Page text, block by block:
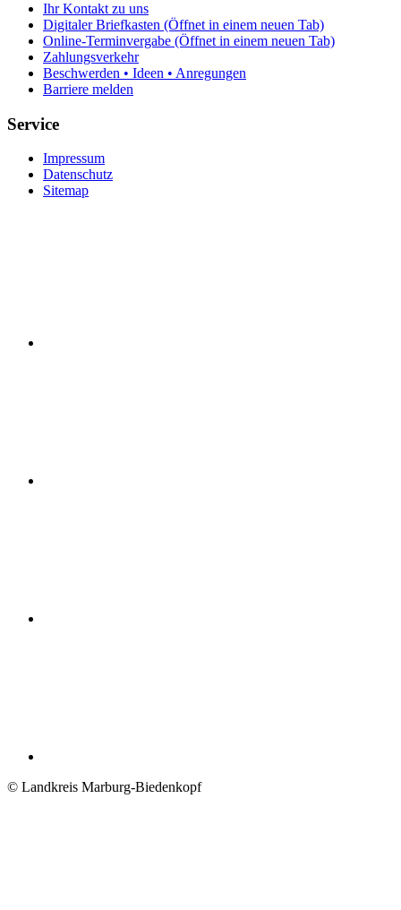
Ihr Kontakt zu uns
Digitaler Briefkasten (Öffnet in einem neuen Tab)
Online-Terminvergabe (Öffnet in einem neuen Tab)
Zahlungsverkehr
Beschwerden • Ideen • Anregungen
Barriere melden
Service
Impressum
Datenschutz
Sitemap
© Landkreis Marburg-Biedenkopf